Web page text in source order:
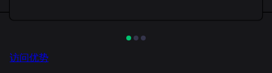
访问优势